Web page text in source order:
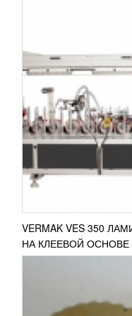
VERMAK VES 350
НА КЛЕЕВОЙ ОСНОВЕ
ДЕТАЛИ ДЛЯ
УЗНАТЬ ЦЕНУ
На сайте в
комлектующие для
профиля. С
заказать:
- помпу-насос для
ПОДРОБНЕЕ